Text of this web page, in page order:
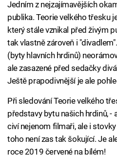
Jedním z nejzajímavějších
publika. Teorie velkého třesku
který stále vznikal před živým
tak vlastně zároveň i
(byty hlavních hrdinů)
ale zasazené před sedačky
Ještě prapodivnější je ale
Při sledování Teorie velkého
představy bytu našich hrdinů, -
civí nejenom filmaři, ale i
toho není zas tak šokující. Je
roce 2019 červené na bílém!